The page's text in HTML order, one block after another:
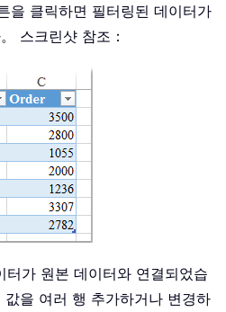
을 클릭하면 필터링된 데이터가
스크린샷 참조：
터가 원본 데이터와 연결되었습
을 여러 행 추가하거나 변경하